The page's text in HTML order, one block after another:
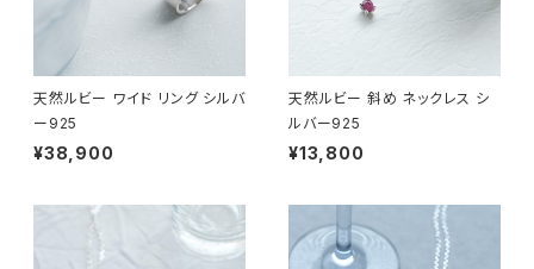
天然ルビー ワイド リング シルバ
ー925
¥38,900
天然ルビー 斜め ネックレス シ
ルバー925
¥13,800